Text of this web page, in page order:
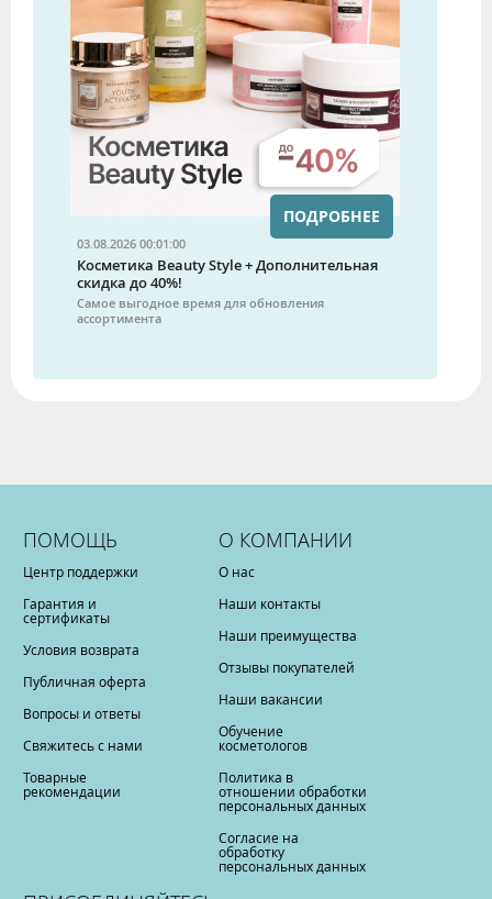
03.08.2026 00:01:00
Косметика Beauty Style + Дополнительная
скидка до 40%!
Самое выгодное время для обновления
ассортимента
ПОДРОБНЕЕ
ПОМОЩЬ
Центр поддержки
Гарантия и
сертификаты
Условия возврата
Публичная оферта
Вопросы и ответы
Свяжитесь с нами
Товарные
рекомендации
О КОМПАНИИ
О нас
Наши контакты
Наши преимущества
Отзывы покупателей
Наши вакансии
Обучение
косметологов
Политика в
отношении обработки
персональных данных
Согласие на
обработку
персональных данных